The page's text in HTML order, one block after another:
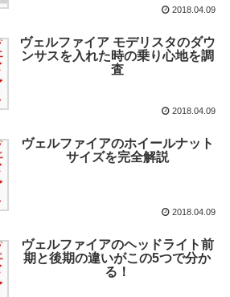
2018.04.09
ヴェルファイア モデリスタのダウ
ンサスを入れた時の乗り心地を調
査
2018.04.09
ヴェルファイアのホイールナット
サイズを完全解説
2018.04.09
ヴェルファイアのヘッドライト前
期と後期の違いがこの5つで分か
る！